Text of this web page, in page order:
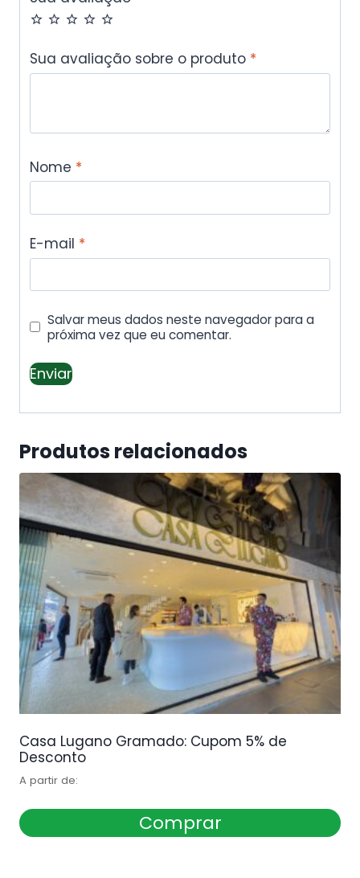
Sua avaliação sobre o produto *
Nome *
E-mail *
Salvar meus dados neste navegador para a
próxima vez que eu comentar.
Produtos relacionados
Casa Lugano Gramado: Cupom 5% de
Desconto
A partir de:
Comprar